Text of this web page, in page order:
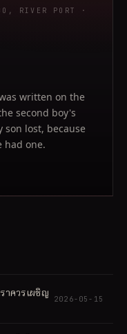
RIVER PORT
·
written on the
second boy's
son lost, because
had one.
ควรเผชิญ
2026-05-15